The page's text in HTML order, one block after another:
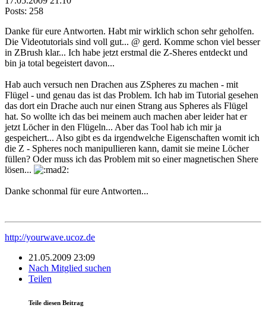
Posts: 258
Danke für eure Antworten. Habt mir wirklich schon sehr geholfen.
Die Videotutorials sind voll gut... @ gerd. Komme schon viel besser
in ZBrush klar... Ich habe jetzt erstmal die Z-Sheres entdeckt und
bin ja total begeistert davon...
Hab auch versuch nen Drachen aus ZSpheres zu machen - mit
Flügel - und genau das ist das Problem. Ich hab im Tutorial gesehen
das dort ein Drache auch nur einen Strang aus Spheres als Flügel
hat. So wollte ich das bei meinem auch machen aber leider hat er
jetzt Löcher in den Flügeln... Aber das Tool hab ich mir ja
gespeichert... Also gibt es da irgendwelche Eigenschaften womit ich
die Z - Spheres noch manipullieren kann, damit sie meine Löcher
füllen? Oder muss ich das Problem mit so einer magnetischen Shere
lösen...
Danke schonmal für eure Antworten...
http://yourwave.ucoz.de
21.05.2009 23:09
Nach Mitglied suchen
Teilen
Teile diesen Beitrag